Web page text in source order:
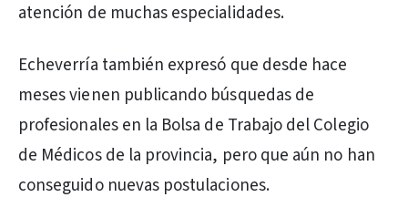
atención de muchas especialidades.
Echeverría también expresó que desde hace
meses vienen publicando búsquedas de
profesionales en la Bolsa de Trabajo del Colegio
de Médicos de la provincia, pero que aún no han
conseguido nuevas postulaciones.